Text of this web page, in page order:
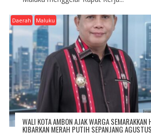
Daerah Maluku
WALI KOTA AMBON AJAK WARGA
KIBARKAN MERAH PUTIH SEPANJANG AGUSTUS